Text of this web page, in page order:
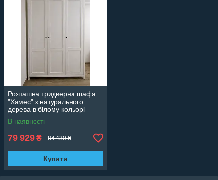
Розпашна тридверна шафа
"Хамес" з натурального
дерева в білому кольорі
В наявності
79 929 ₴ 84 430 ₴
Купити